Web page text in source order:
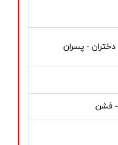
دختران - پسران
- فشن